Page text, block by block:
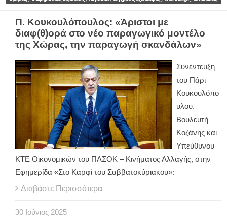
Π. Κουκουλόπουλος: «Άριστοι με
διαφ(θ)ορά στο νέο παραγωγικό μοντέλο
της Χώρας, την παραγωγή σκανδάλων»
Συνέντευξη
του Πάρι
Κουκουλόπο
υλου,
Βουλευτή
Κοζάνης και
Υπεύθυνου
ΚΤΕ Οικονομικών του ΠΑΣΟΚ – Κινήματος Αλλαγής, στην
Εφημερίδα «Στο Καρφί του Σαββατοκύριακου»:
Διαβάστε Περισσότερα
30 Ιούνιος 2025